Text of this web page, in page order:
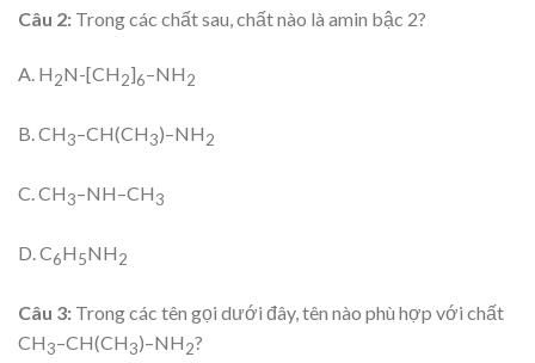
Câu 2: Trong các chất sau, chất nào là amin bậc 2?
A. H2N-[CH2]6–NH2
B. CH3–CH(CH3)–NH2
C. CH3–NH–CH3
D. C6H5NH2
Câu 3: Trong các tên gọi dưới đây, tên nào phù hợp với chất
CH3–CH(CH3)–NH2?